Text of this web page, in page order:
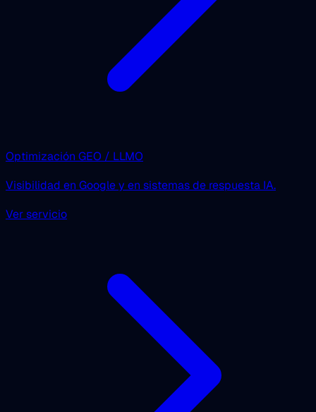
Optimización GEO / LLMO
Visibilidad en Google y en sistemas de respuesta IA.
Ver servicio